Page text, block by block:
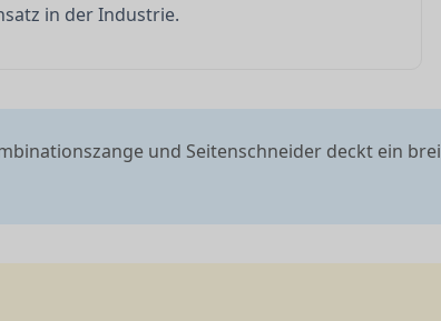
in der Industrie.
und Seitenschneider deckt ein